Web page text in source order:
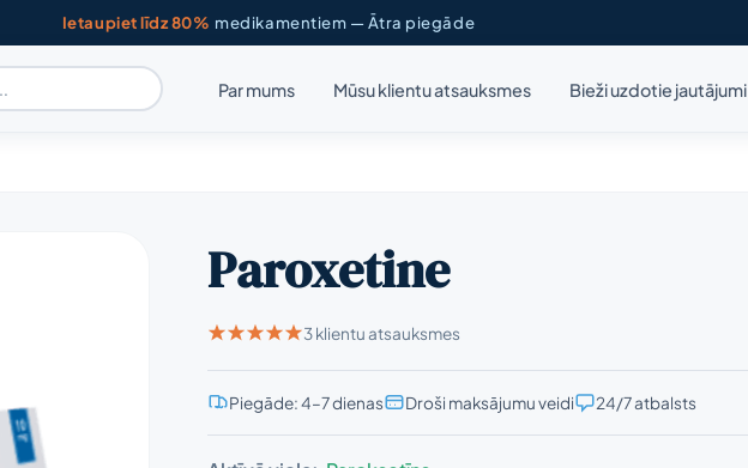
Ietaupiet līdz 80% medikamentiem — Ātra piegāde
Par mums Mūsu klientu atsauksmes Bieži uzdotie jautājumi
Paroxetine
3 klientu atsauksmes
Piegāde: 4–7 dienas Droši maksājumu veidi 24/7 atbalsts